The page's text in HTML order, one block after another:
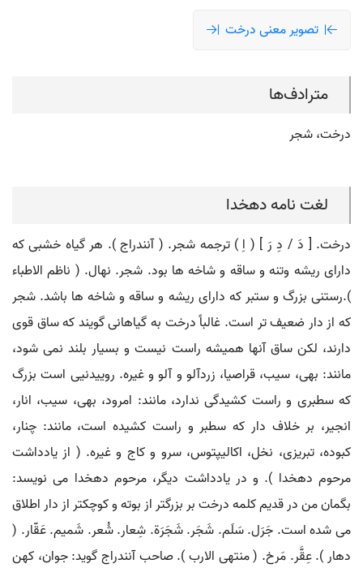
تصویر معنی درخت
مترادف‌ها
درخت، شجر
لغت نامه دهخدا
درخت. [ دَ / دِ رَ ] ( اِ ) ترجمه شجر. ( آنندراج ). هر گیاه خشبی که
دارای ریشه وتنه و ساقه و شاخه ها بود. شجر. نهال. ( ناظم الاطباء
).رستنی بزرگ و ستبر که دارای ریشه و ساقه و شاخه ها باشد. شجر
که از دار ضعیف تر است. غالباً درخت به گیاهانی گویند که ساق قوی
دارند، لکن ساق آنها همیشه راست نیست و بسیار بلند نمی شود،
مانند: بهی، سیب، قراصیا، زردآلو و آلو و غیره. روییدنیی است بزرگ
که سطبری و راست کشیدگی ندارد، مانند: امرود، بهی، سیب، انار،
انجیر، بر خلاف دار که سطبر و راست کشیده است، مانند: چنار،
کبوده، تبریزی، نخل، اکالیپتوس، سرو و کاج و غیره. ( از یادداشت
مرحوم دهخدا ). و در یادداشت دیگر، مرحوم دهخدا می نویسد:
بگمان من در قدیم کلمه درخت بر بزرگتر از بوته و کوچکتر از دار اطلاق
می شده است. جَرَل. سَلَم. شَجَر. شَجَرَة. شِعار. شُعر. شَمیم. عَقّار. (
دهار ). عِقَّر. مَرخ. ( منتهی الارب ). صاحب آنندراج گوید: جوان، کهن